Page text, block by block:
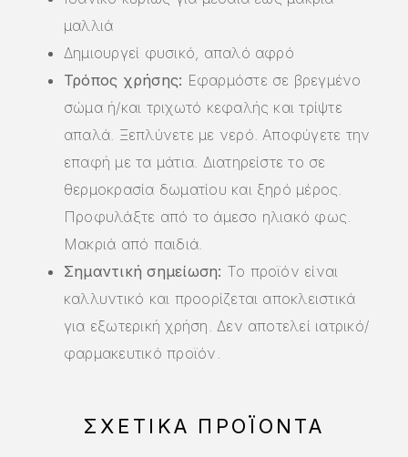
μαλλιά
Δημιουργεί φυσικό, απαλό αφρό
Τρόπος χρήσης: Εφαρμόστε σε βρεγμένο
σώμα ή/και τριχωτό κεφαλής και τρίψτε
απαλά. Ξεπλύνετε με νερό. Αποφύγετε την
επαφή με τα μάτια. Διατηρείστε το σε
θερμοκρασία δωματίου και ξηρό μέρος.
Προφυλάξτε από το άμεσο ηλιακό φως.
Μακριά από παιδιά.
Σημαντική σημείωση: Το προϊόν είναι
καλλυντικό και προορίζεται αποκλειστικά
για εξωτερική χρήση. Δεν αποτελεί ιατρικό/
φαρμακευτικό προϊόν.
ΣΧΕΤΙΚΆ ΠΡΟΪΌΝΤΑ